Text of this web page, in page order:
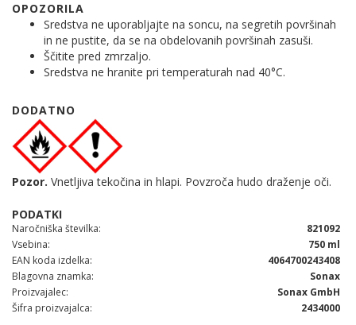
OPOZORILA
Sredstva ne uporabljajte na soncu, na segretih površinah
in ne pustite, da se na obdelovanih površinah zasuši.
Ščitite pred zmrzaljo.
Sredstva ne hranite pri temperaturah nad 40°C.
DODATNO
Pozor. Vnetljiva tekočina in hlapi. Povzroča hudo draženje oči.
Naročniška številka
821092
Vsebina
750 ml
EAN koda izdelka
4064700243408
Blagovna znamka
Sonax
Proizvajalec
Sonax GmbH
Šifra proizvajalca
2434000